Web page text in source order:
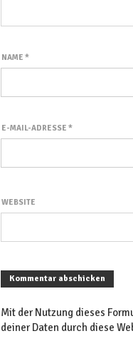
NAME *
E-MAIL-ADRESSE *
WEBSITE
Mit der Nutzung dieses
deiner Daten durch diese